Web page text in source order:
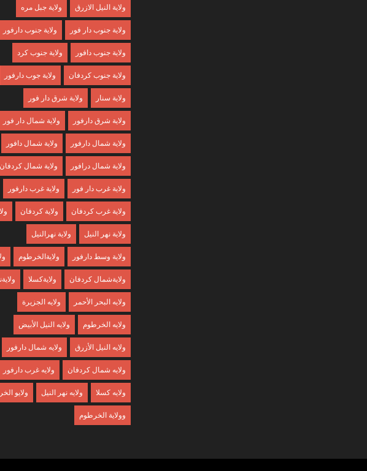
ولاية النيل الازرق ولاية جبل مره
ولاية جنوب دار فور ولاية جنوب دارفور
ولاية جنوب دافور ولاية جنوب كرد
ولاية جنوب كردفان ولاية جوب دارفور
ولاية سنار ولاية شرق دار فور
ولاية شرق دارفور ولاية شمال دار فور
ولاية شمال دارفور ولاية شمال دافور
ولاية شمال درافور ولاية شمال كردفان
ولاية غرب دار فور ولاية غرب دارفور
ولاية غرب كردفان ولاية كردفان
ولاية نهر النيل ولاية نهرالنيل
ولاية وسط دارفور ولايةالخرطوم
ولايةشمال كردفان ولايةكسلا
ولايه البحر الأحمر ولايه الجزيرة
ولايه الخرطوم ولايه النيل الأبيض
ولايه النيل الأزرق ولايه شمال دارفور
ولايه شمال كردفان ولايه غرب دارفور
ولايه كسلا ولايه نهر النيل ولايو
وولاية الخرطوم